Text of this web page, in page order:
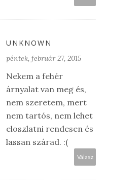
UNKNOWN
péntek, február 27, 2015
Nekem a fehér
árnyalat van meg és,
nem szeretem, mert
nem tartós, nem lehet
eloszlatni rendesen és
lassan szárad. :(
Válasz